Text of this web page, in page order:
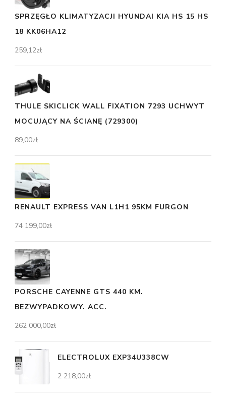
SPRZĘGŁO KLIMATYZACJI HYUNDAI KIA HS 15 HS
18 KK06HA12
259,12zł
THULE SKICLICK WALL FIXATION 7293 UCHWYT
MOCUJĄCY NA ŚCIANĘ (729300)
89,00zł
RENAULT EXPRESS VAN L1H1 95KM FURGON
74 199,00zł
PORSCHE CAYENNE GTS 440 KM.
BEZWYPADKOWY. ACC.
262 000,00zł
ELECTROLUX EXP34U338CW
2 218,00zł